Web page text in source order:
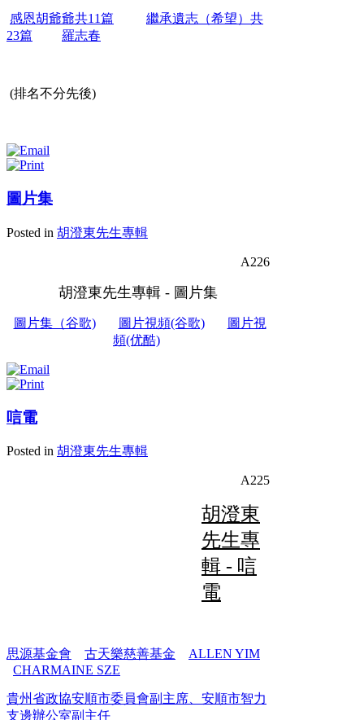
感恩胡爺爺共11篇
繼承遺志（希望）共
23篇
羅志春
(排名不分先後)
圖片集
Posted in 胡澄東先生專輯
A226
胡澄東先生專輯 - 圖片集
圖片集（谷歌) 圖片視頻(谷歌)
圖片視
頻(优酷)
唁電
Posted in 胡澄東先生專輯
A225
胡澄東
先生專
輯 - 唁
電
思源基金會 古天樂慈善基金
ALLEN YIM
CHARMAINE SZE
貴州省政協安順市委員會副主席、安順市智力
支邊辦公室副主任